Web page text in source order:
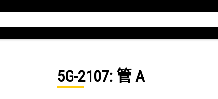
5G-2107: 管 A